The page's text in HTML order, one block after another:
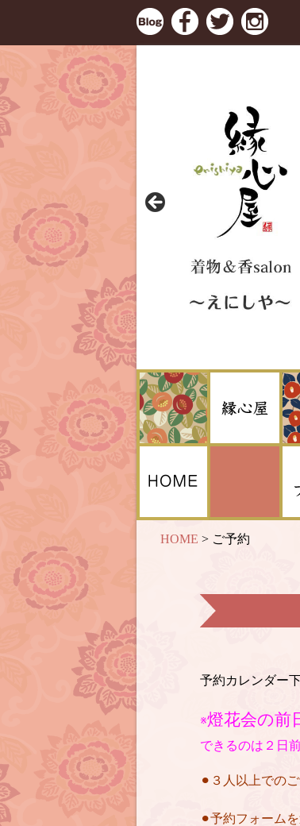
HOME > ご予約
予約カレンダー
※燈花会の前
できるのは２日
⚫︎３人以上での
⚫︎予約フォーム